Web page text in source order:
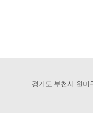
경기도 부천시 원